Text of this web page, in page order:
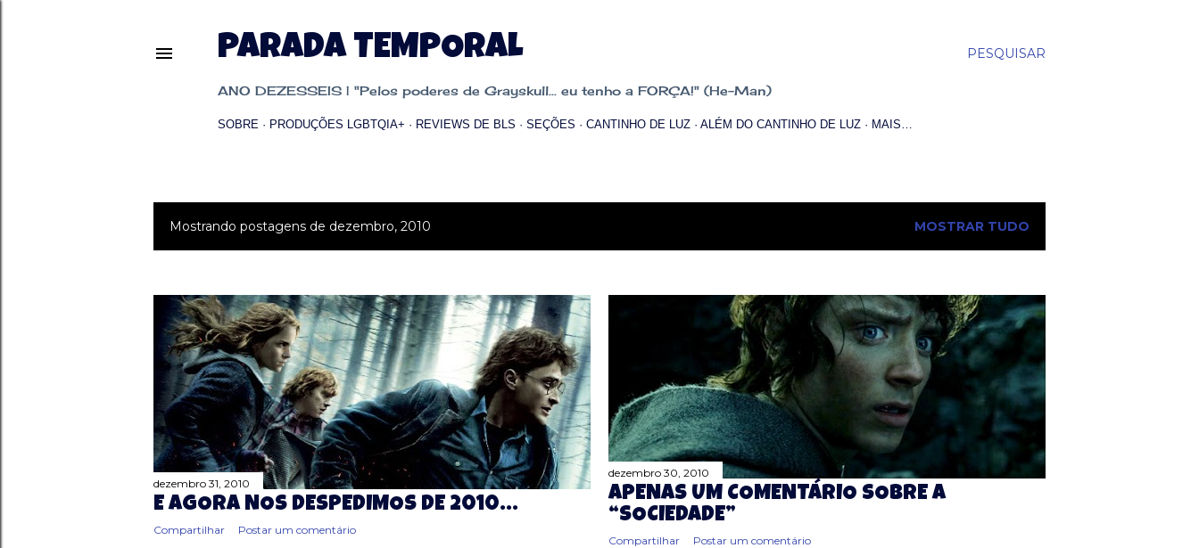
PESQUISAR
PARADA TEMPORAL
ANO DEZESSEIS | "Pelos poderes de Grayskull... eu tenho a FORÇA!" (He-Man)
SOBRE PRODUÇÕES LGBTQIA+ REVIEWS DE BLS SEÇÕES CANTINHO DE LUZ ALÉM DO CANTINHO DE LUZ MAIS…
P
a
g
e
n
s
Mostrando postagens de dezembro, 2010 MOSTRAR TUDO
dezembro 31, 2010
E AGORA NOS DESPEDIMOS DE 2010...
Compartilhar Postar um comentário
dezembro 30, 2010
APENAS UM COMENTÁRIO SOBRE A
“SOCIEDADE”
Compartilhar Postar um comentário